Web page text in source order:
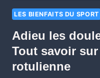
LES BIENFAITS DU SPORT
Adieu les
Tout savoir
rotulienne